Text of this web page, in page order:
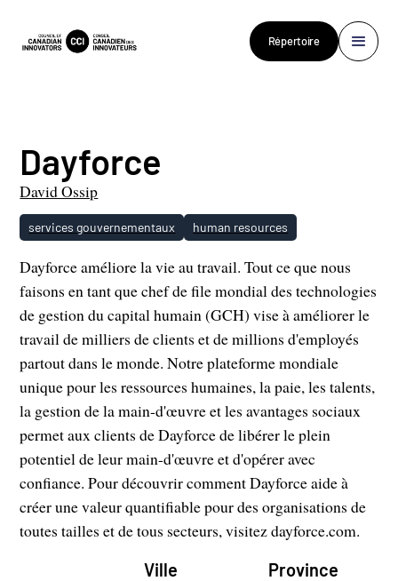
Répertoire
Dayforce
David Ossip
services gouvernementaux human resources
Dayforce améliore la vie au travail. Tout ce que nous
faisons en tant que chef de file mondial des technologies
de gestion du capital humain (GCH) vise à améliorer le
travail de milliers de clients et de millions d'employés
partout dans le monde. Notre plateforme mondiale
unique pour les ressources humaines, la paie, les talents,
la gestion de la main-d'œuvre et les avantages sociaux
permet aux clients de Dayforce de libérer le plein
potentiel de leur main-d'œuvre et d'opérer avec
confiance. Pour découvrir comment Dayforce aide à
créer une valeur quantifiable pour des organisations de
toutes tailles et de tous secteurs, visitez dayforce.com.
Ville
Province